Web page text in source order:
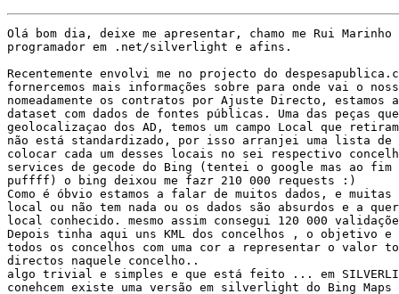
Olá bom dia, deixe me apresentar, chamo me Rui
programador em .net/silverlight e afins.
Recentemente envolvi me no projecto do
fornercemos mais informações sobre para onde vai o
nomeadamente os contratos por Ajuste Directo, estamos
dataset com dados de fontes públicas. Uma das peças
geolocalizaçao dos AD, temos um campo Local que
não está standardizado, por isso arranjei uma lista
colocar cada um desses locais no sei respectivo
services de gecode do Bing (tentei o google mas ao fim
puffff) o bing deixou me fazr 210 000 requests :)
Como é óbvio estamos a falar de muitos dados, e muitas
local ou não tem nada ou os dados são absurdos e a
local conhecido. mesmo assim consegui 120 000
Depois tinha aqui uns KML dos concelhos , o objetivo e
todos os concelhos com uma cor a representar o valor
directos naquele concelho..
algo trivial e simples e que está feito ... em
conehcem existe uma versão em silverlight do Bing